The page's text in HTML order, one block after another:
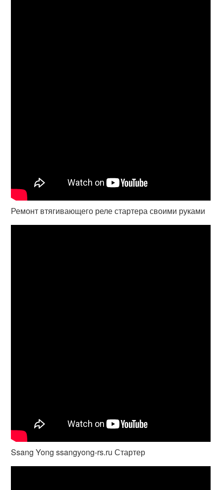
Ремонт втягивающего реле стартера своими руками
Ssang Yong ssangyong-rs.ru Стартер